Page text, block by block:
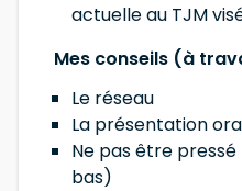
actuelle au TJM
Mes conseils (à
Le réseau
La présentation
Ne pas être
bas)